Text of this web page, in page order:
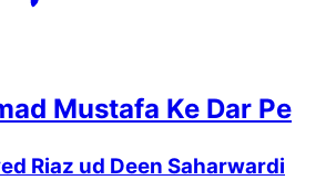
Mustafa Ke Dar Pe
Riaz ud Deen Saharwardi